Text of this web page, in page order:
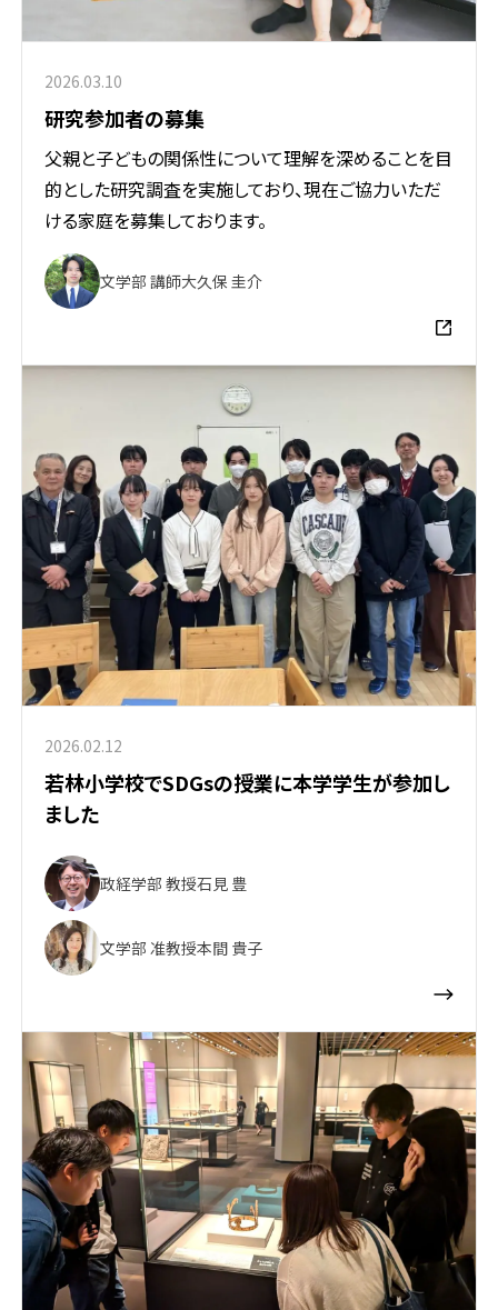
2026.03.10
研究参加者の募集
父親と子どもの関係性について理解を深めることを目
的とした研究調査を実施しており、現在ご協力いただ
ける家庭を募集しております。
文学部 講師大久保 圭介
2026.02.12
若林小学校でSDGsの授業に本学学生が参加し
ました
政経学部 教授石見 豊
文学部 准教授本間 貴子